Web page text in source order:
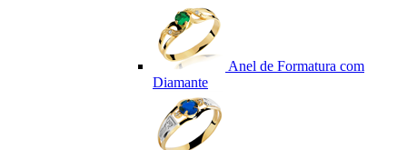
Anel de Formatura com
Diamante